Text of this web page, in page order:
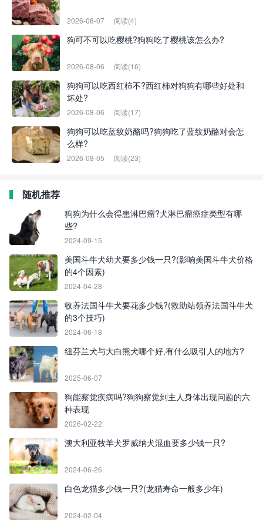
2026-08-07 阅读(4)
狗可不可以吃樱桃?狗狗吃了樱桃该怎么办?
2026-08-06 阅读(16)
狗狗可以吃西红柿不?西红柿对狗狗有哪些好处和
坏处?
2026-08-06 阅读(17)
狗狗可以吃蓝纹奶酪吗?狗狗吃了蓝纹奶酪对会怎
么样?
2026-08-05 阅读(23)
随机推荐
狗狗为什么会得患淋巴瘤?犬淋巴瘤癌症类型有哪
些?
2024-09-15
美国斗牛犬幼犬要多少钱一只?(影响美国斗牛犬价格
的4个因素)
2024-04-28
收养法国斗牛犬要花多少钱?(救助站领养法国斗牛犬
的3个技巧)
2024-06-18
纽芬兰犬与大白熊犬哪个好,有什么吸引人的地方?
2025-06-07
狗能察觉疾病吗?狗狗察觉到主人身体出现问题的六
种表现
2026-02-22
澳大利亚牧羊犬罗威纳犬混血要多少钱一只?
2024-06-26
白色龙猫多少钱一只?(龙猫寿命一般多少年)
2024-02-04